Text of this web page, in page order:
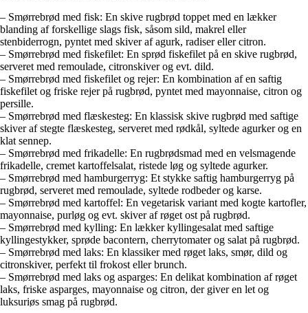
– Smørrebrød med fisk: En skive rugbrød toppet med en lækker
blanding af forskellige slags fisk, såsom sild, makrel eller
stenbiderrogn, pyntet med skiver af agurk, radiser eller citron.
– Smørrebrød med fiskefilet: En sprød fiskefilet på en skive rugbrød,
serveret med remoulade, citronskiver og evt. dild.
– Smørrebrød med fiskefilet og rejer: En kombination af en saftig
fiskefilet og friske rejer på rugbrød, pyntet med mayonnaise, citron og
persille.
– Smørrebrød med flæskesteg: En klassisk skive rugbrød med saftige
skiver af stegte flæskesteg, serveret med rødkål, syltede agurker og en
klat sennep.
– Smørrebrød med frikadelle: En rugbrødsmad med en velsmagende
frikadelle, cremet kartoffelsalat, ristede løg og syltede agurker.
– Smørrebrød med hamburgerryg: Et stykke saftig hamburgerryg på
rugbrød, serveret med remoulade, syltede rodbeder og karse.
– Smørrebrød med kartoffel: En vegetarisk variant med kogte kartofler,
mayonnaise, purløg og evt. skiver af røget ost på rugbrød.
– Smørrebrød med kylling: En lækker kyllingesalat med saftige
kyllingestykker, sprøde bacontern, cherrytomater og salat på rugbrød.
– Smørrebrød med laks: En klassiker med røget laks, smør, dild og
citronskiver, perfekt til frokost eller brunch.
– Smørrebrød med laks og asparges: En delikat kombination af røget
laks, friske asparges, mayonnaise og citron, der giver en let og
luksuriøs smag på rugbrød.